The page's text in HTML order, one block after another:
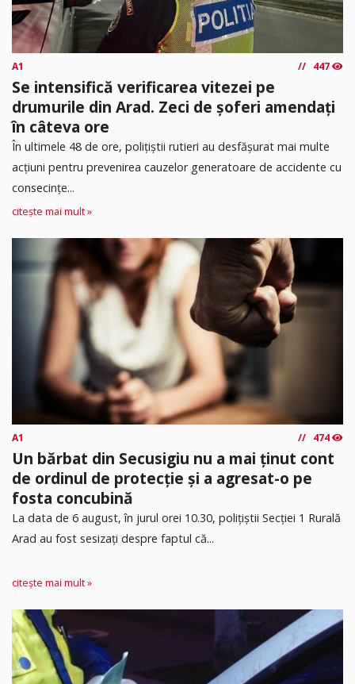
A1 447
Se intensifică verificarea vitezei pe
drumurile din Arad. Zeci de șoferi amendați
în câteva ore
În ultimele 48 de ore, polițiștii rutieri au desfășurat mai multe
acțiuni pentru prevenirea cauzelor generatoare de accidente cu
consecințe...
citește mai mult »
A1 474
Un bărbat din Secusigiu nu a mai ținut cont
de ordinul de protecție și a agresat-o pe
fosta concubină
​La data de 6 august, în jurul orei 10.30, polițiștii Secției 1 Rurală
Arad au fost sesizați despre faptul că...
citește mai mult »